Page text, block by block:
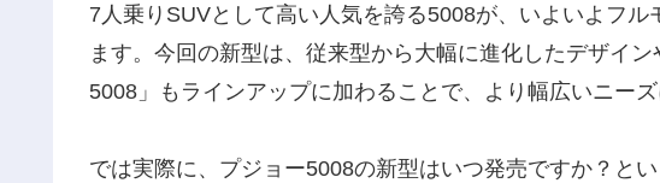
7人乗りSUVとして高い人気を誇る5008が、いよいよフ
ます。今回の新型は、従来型から大幅に進化したデザイ
5008」もラインアップに加わることで、より幅広いニー
では実際に、プジョー5008の新型はいつ発売ですか？と